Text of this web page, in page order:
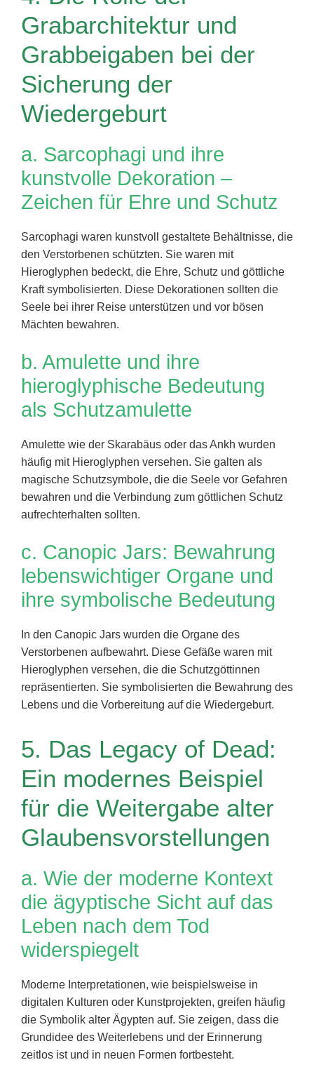
Grabarchitektur und
Grabbeigaben bei der
Sicherung der
Wiedergeburt
a. Sarcophagi und ihre
kunstvolle Dekoration –
Zeichen für Ehre und Schutz
Sarcophagi waren kunstvoll gestaltete Behältnisse, die
den Verstorbenen schützten. Sie waren mit
Hieroglyphen bedeckt, die Ehre, Schutz und göttliche
Kraft symbolisierten. Diese Dekorationen sollten die
Seele bei ihrer Reise unterstützen und vor bösen
Mächten bewahren.
b. Amulette und ihre
hieroglyphische Bedeutung
als Schutzamulette
Amulette wie der Skarabäus oder das Ankh wurden
häufig mit Hieroglyphen versehen. Sie galten als
magische Schutzsymbole, die die Seele vor Gefahren
bewahren und die Verbindung zum göttlichen Schutz
aufrechterhalten sollten.
c. Canopic Jars: Bewahrung
lebenswichtiger Organe und
ihre symbolische Bedeutung
In den Canopic Jars wurden die Organe des
Verstorbenen aufbewahrt. Diese Gefäße waren mit
Hieroglyphen versehen, die die Schutzgöttinnen
repräsentierten. Sie symbolisierten die Bewahrung des
Lebens und die Vorbereitung auf die Wiedergeburt.
5. Das Legacy of Dead:
Ein modernes Beispiel
für die Weitergabe alter
Glaubensvorstellungen
a. Wie der moderne Kontext
die ägyptische Sicht auf das
Leben nach dem Tod
widerspiegelt
Moderne Interpretationen, wie beispielsweise in
digitalen Kulturen oder Kunstprojekten, greifen häufig
die Symbolik alter Ägypten auf. Sie zeigen, dass die
Grundidee des Weiterlebens und der Erinnerung
zeitlos ist und in neuen Formen fortbesteht.